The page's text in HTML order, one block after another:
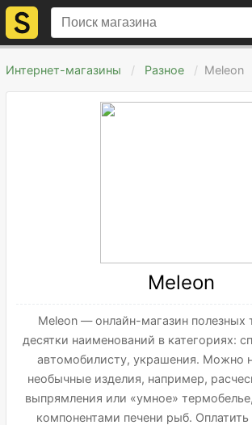
Интернет-магазины Разное Meleon
Meleon
Meleon — онлайн-магазин полезных
десятки наименований в категориях:
автомобилисту, украшения. Можно
необычные изделия, например,
выпрямления или «умное»
компонентами печени рыб.